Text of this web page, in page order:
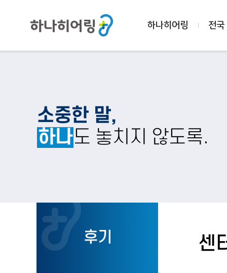
하나히어링 전국
소중한 말,
하나도 놓치지 않도록.
후기 센